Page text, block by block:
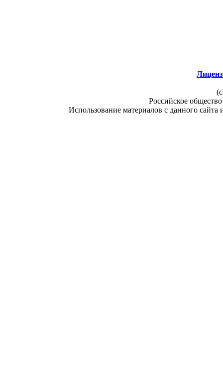
Российское
Использование материалов с данного